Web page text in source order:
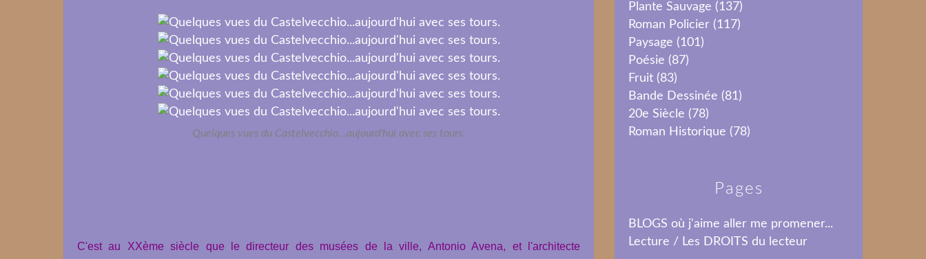
Quelques vues du Castelvecchio...aujourd'hui avec ses tours.
C'est au XXème siècle que l e directeur des musées de la ville, Antonio Avena, et l'architecte
Plante Sauvage (137)
Roman Policier (117)
Paysage (101)
Poésie (87)
Fruit (83)
Bande Dessinée (81)
20e Siècle (78)
Roman Historique (78)
Pages
BLOGS où j'aime aller me promener...
Lecture / Les DROITS du lecteur